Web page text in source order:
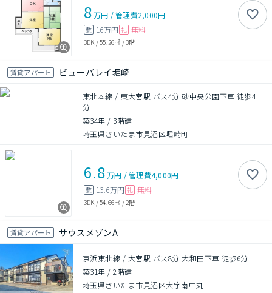
8万円 /管理費2,000円
敷 16万円 礼 無料
3DK /55.26㎡ /3階
賃貸アパート ビューバレイ堀崎
東北本線 / 東大宮駅 バス4分 砂中央公園下車 徒歩4
分
築34年 / 3階建
埼玉県さいたま市見沼区堀崎町
6.8万円 /管理費4,000円
敷 13.6万円 礼 無料
3DK /54.66㎡ / 2階
賃貸アパート サウスメゾンA
京浜東北線 / 大宮駅 バス8分 大和田下車 徒歩6分
築31年 /2階建
埼玉県さいたま市見沼区大字南中丸